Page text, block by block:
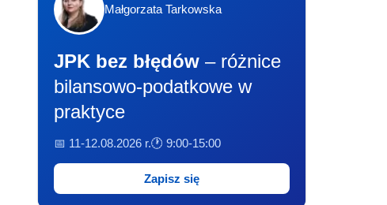
Małgorzata Tarkowska
JPK bez błędów – różnice
bilansowo-podatkowe w
praktyce
📅 11-12.08.2026 r.🕐 9:00-15:00
Zapisz się